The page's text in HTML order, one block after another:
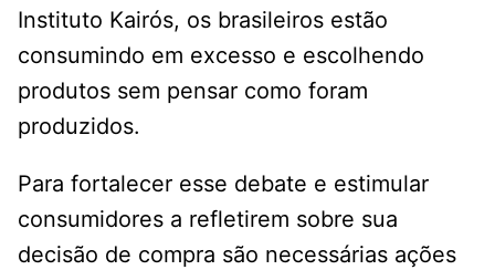
Instituto Kairós, os brasileiros estão
consumindo em excesso e escolhendo
produtos sem pensar como foram
produzidos.
Para fortalecer esse debate e estimular
consumidores a refletirem sobre sua
decisão de compra são necessárias ações